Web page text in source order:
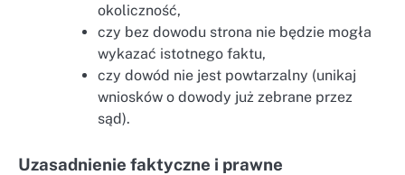
okoliczność,
czy bez dowodu strona nie będzie mogła
wykazać istotnego faktu,
czy dowód nie jest powtarzalny (unikaj
wniosków o dowody już zebrane przez
sąd).
Uzasadnienie faktyczne i prawne